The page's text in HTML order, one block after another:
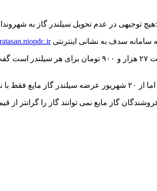
توجیهی در عدم تحویل سیلندر گاز به
سامانه سدف به نشانی اینترنتی
فرماندار بندرعباس با تاکید بر اینکه که سهمیه هر خانواده در
است.
گاز مایع نمی توانند گاز را گرانتر